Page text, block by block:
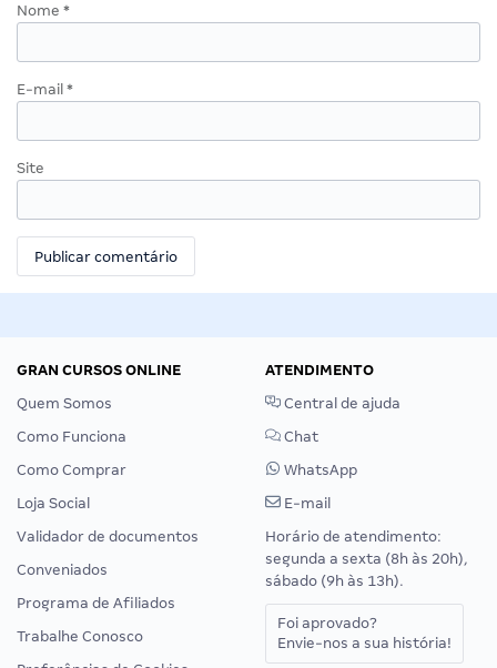
Nome *
E-mail *
Site
GRAN CURSOS ONLINE
Quem Somos
Como Funciona
Como Comprar
Loja Social
Validador de documentos
Conveniados
Programa de Afiliados
Trabalhe Conosco
ATENDIMENTO
Central de ajuda
Chat
WhatsApp
E-mail
Horário de atendimento:
segunda a sexta (8h às 20h),
sábado (9h às 13h).
Foi aprovado?
Envie-nos a sua história!